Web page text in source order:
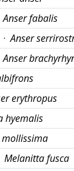
Anser fabalis
·Anser
Anser
erythropus
hyemalis
Melanitta fusca